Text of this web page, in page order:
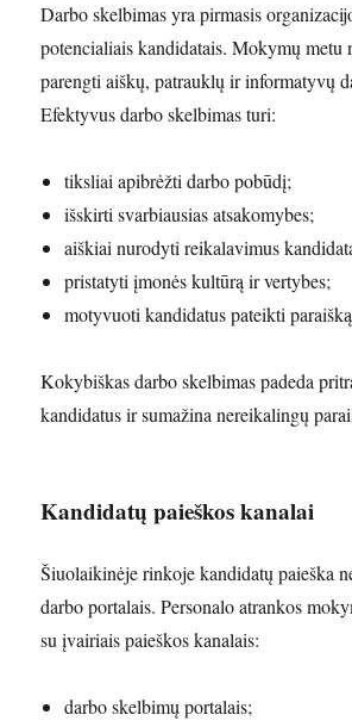
Darbo skelbimas yra pirmasis
potencialiais kandidatais. Mokymų metu
parengti aiškų, patrauklų ir informatyvų
Efektyvus darbo skelbimas turi:
tiksliai apibrėžti darbo pobūdį;
išskirti svarbiausias atsakomybes;
aiškiai nurodyti reikalavimus
pristatyti įmonės kultūrą ir vertybes;
motyvuoti kandidatus pateikti
Kokybiškas darbo skelbimas padeda
kandidatus ir sumažina nereikalingų
Kandidatų paieškos kanalai
Šiuolaikinėje rinkoje kandidatų paieška
darbo portalais. Personalo atrankos
su įvairiais paieškos kanalais:
darbo skelbimų portalais;